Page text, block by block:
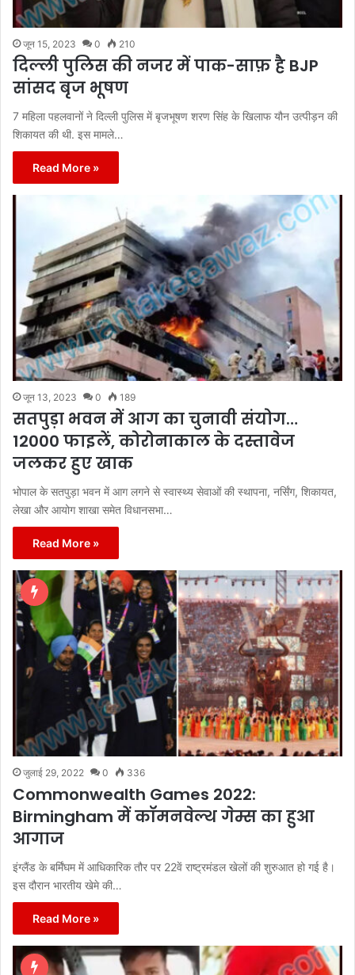
जून 15, 2023 0 210
दिल्ली पुलिस की नजर में पाक-साफ़ है BJP
सांसद बृज भूषण
7 महिला पहलवानों ने दिल्ली पुलिस में बृजभूषण शरण सिंह के खिलाफ यौन उत्पीड़न की
शिकायत की थी. इस मामले…
Read More »
जून 13, 2023 0 189
सतपुड़ा भवन में आग का चुनावी संयोग…
12000 फाइलें, कोरोनाकाल के दस्तावेज
जलकर हुए खाक
भोपाल के सतपुड़ा भवन में आग लगने से स्वास्थ्य सेवाओं की स्थापना, नर्सिंग, शिकायत,
लेखा और आयोग शाखा समेत विधानसभा…
Read More »
जुलाई 29, 2022 0 336
Commonwealth Games 2022:
Birmingham में कॉमनवेल्थ गेम्स का हुआ
आगाज
इंग्लैंड के बर्मिंघम में आधिकारिक तौर पर 22वें राष्ट्रमंडल खेलों की शुरुआत हो गई है।
इस दौरान भारतीय खेमे की…
Read More »